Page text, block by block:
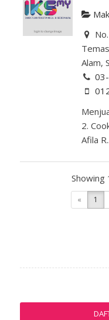
Alam,
2.
Afila
« 1